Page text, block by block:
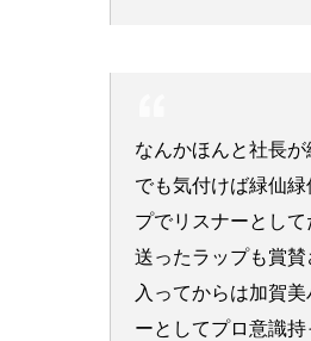
なんかほんと社長
でも気付けば緑仙
プでリスナーとし
送ったラップも賞
入ってからは加賀
ーとしてプロ意識